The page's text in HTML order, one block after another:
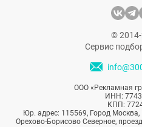
©
Сервис
ООО «Рекламная
ИНН:
КПП:
Юр. адрес: 115569, Город
Орехово-Борисово Северное,